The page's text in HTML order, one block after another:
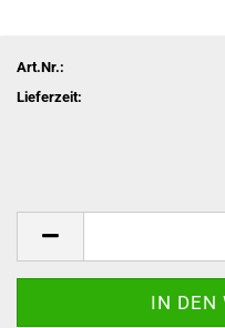
Art.Nr.:
Lieferzeit: